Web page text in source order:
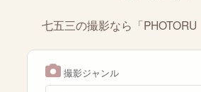
七五三の撮影なら「PHOTORU
撮影ジャンル